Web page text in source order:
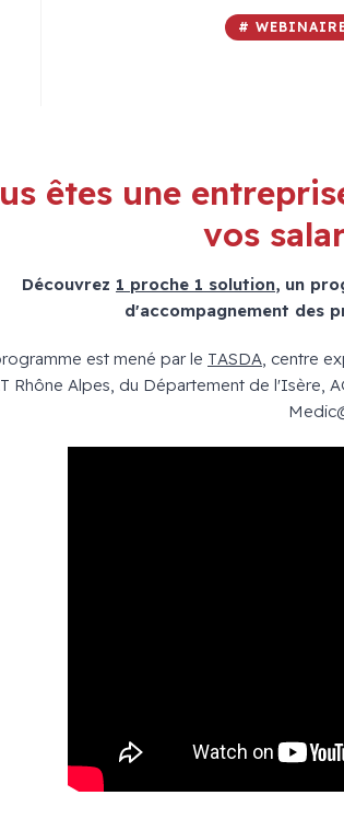
#
êtes une
vos
Découvrez 1 proche 1 solution, un
d'accompagnement des
est mené par le TASDA, centre
Rhône Alpes, du Département de l'Isère,